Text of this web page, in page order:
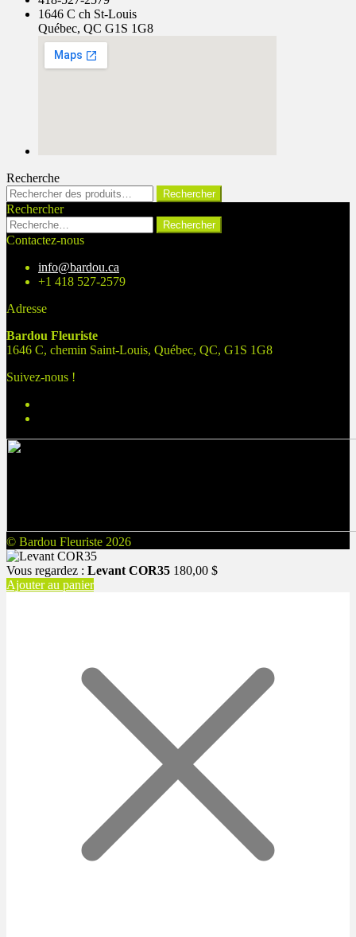
1646 C ch St-Louis
Québec, QC G1S 1G8
Recherche
Rechercher :
Rechercher
Rechercher
Rechercher :
Contactez-nous
info@bardou.ca
+1 418 527-2579
Adresse
Bardou Fleuriste
1646 C, chemin Saint-Louis, Québec, QC, G1S 1G8
Suivez-nous !
© Bardou Fleuriste 2026
Vous regardez : Levant COR35 180,00 $
Ajouter au panier